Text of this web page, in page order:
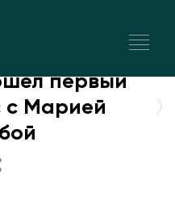
первый
с Марией